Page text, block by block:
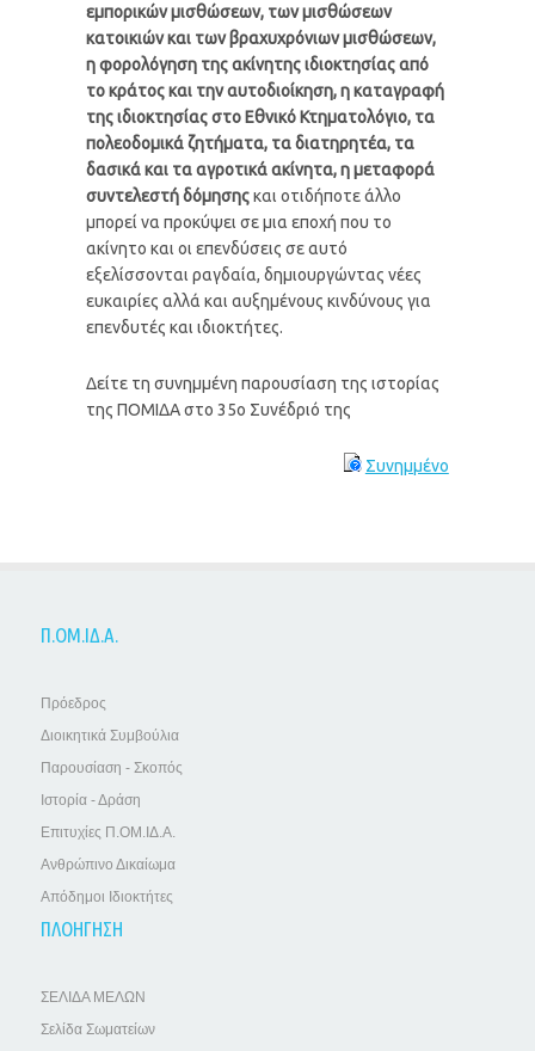
εμπορικών μισθώσεων, των μισθώσεων
κατοικιών και των βραχυχρόνιων μισθώσεων,
η φορολόγηση της ακίνητης ιδιοκτησίας από
το κράτος και την αυτοδιοίκηση, η καταγραφή
της ιδιοκτησίας στο Εθνικό Κτηματολόγιο, τα
πολεοδομικά ζητήματα, τα διατηρητέα, τα
δασικά και τα αγροτικά ακίνητα, η μεταφορά
συντελεστή δόμησηςκαι οτιδήποτε άλλο
μπορεί να προκύψει σε μια εποχή που το
ακίνητο και οι επενδύσεις σε αυτό
εξελίσσονται ραγδαία, δημιουργώντας νέες
ευκαιρίες αλλά και αυξημένους κινδύνους για
επενδυτές και ιδιοκτήτες.
Δείτε τη συνημμένη παρουσίαση της ιστορίας
της ΠΟΜΙΔΑ στο 35ο Συνέδριό της
Συνημμένο
Π.ΟΜ.ΙΔ.Α.
Πρόεδρος
Διοικητικά Συμβούλια
Παρουσίαση - Σκοπός
Ιστορία - Δράση
Επιτυχίες Π.ΟΜ.ΙΔ.Α.
Ανθρώπινο Δικαίωμα
Απόδημοι Ιδιοκτήτες
ΠΛΟΗΓΗΣΗ
ΣΕΛΙΔΑ ΜΕΛΩΝ
Σελίδα Σωματείων